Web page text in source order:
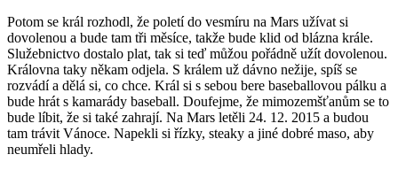
Potom se král rozhodl, že poletí do vesmíru na Mars užívat si
dovolenou a bude tam tři měsíce, takže bude klid od blázna krále.
Služebnictvo dostalo plat, tak si teď můžou pořádně užít dovolenou.
Královna taky někam odjela. S králem už dávno nežije, spíš se
rozvádí a dělá si, co chce. Král si s sebou bere baseballovou pálku a
bude hrát s kamarády baseball. Doufejme, že mimozemšťanům se to
bude líbit, že si také zahrají. Na Mars letěli 24. 12. 2015 a budou
tam trávit Vánoce. Napekli si řízky, steaky a jiné dobré maso, aby
neumřeli hlady.